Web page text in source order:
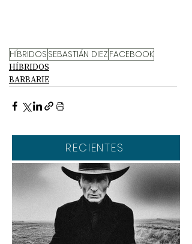
HÍBRIDOS SEBASTIÁN DIEZ FACEBOOK
HÍBRIDOS
BARBARIE
RECIENTES